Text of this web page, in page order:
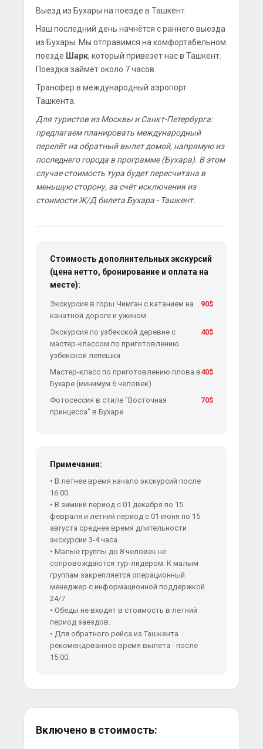
Выезд из Бухары на поезде в Ташкент.
Наш последний день начнётся с раннего выезда
из Бухары. Мы отправимся на комфортабельном
поезде Шарк, который привезет нас в Ташкент.
Поездка займёт около 7 часов.
Трансфер в международный аэропорт
Ташкента.
Для туристов из Москвы и Санкт-Петербурга:
предлагаем планировать международный
перелёт на обратный вылет домой, напрямую из
последнего города в программе (Бухара). В этом
случае стоимость тура будет пересчитана в
меньшую сторону, за счёт исключения из
стоимости Ж/Д билета Бухара - Ташкент.
Стоимость дополнительных экскурсий
(цена нетто, бронирование и оплата на
месте):
Экскурсия в горы Чимган с катанием на
канатной дороге и ужином
90$
Экскурсия по узбекской деревне с
мастер-классом по приготовлению
узбекской лепешки
40$
Мастер-класс по приготовлению плова в
Бухаре (минимум 6 человек)
40$
Фотосессия в стиле "Восточная
принцесса" в Бухаре
70$
Примечания:
• В летнее время начало экскурсий после
16:00.
• В зимний период с 01 декабря по 15
февраля и летний период с 01 июня по 15
августа среднее время длительности
экскурсии 3-4 часа.
• Малые группы до 8 человек не
сопровождаются тур-лидером. К малым
группам закрепляется операционный
менеджер с информационной поддержкой
24/7.
• Обеды не входят в стоимость в летний
период заездов.
• Для обратного рейса из Ташкента
рекомендованное время вылета - после
15:00.
Включено в стоимость: